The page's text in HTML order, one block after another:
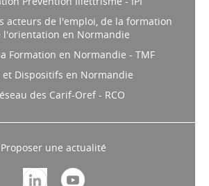
Prévention Illettrisme - IPI
acteurs de l'emploi, de la formation
l'orientation en Normandie
Formation en Normandie - TMF
et Dispositifs en Normandie
des Carif-Oref - RCO
Proposer une actualité